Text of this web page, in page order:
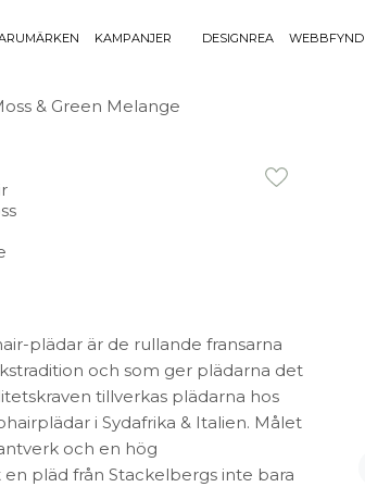
Bordslampor
Plafonder
Utebelysning
Vägglampor
KAMPANJER DESIGNREA WEBBFYND
& Green Melange
plädar är de rullande fransarna
och som ger plädarna det
tillverkas plädarna hos
i Sydafrika & Italien. Målet
och en hög
pläd från Stackelbergs inte bara